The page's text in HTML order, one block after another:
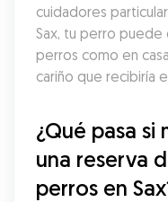
cuidadores
Sax, tu perro puede
perros como en
cariño que recibiría
¿Qué pasa
una reserva
perros en